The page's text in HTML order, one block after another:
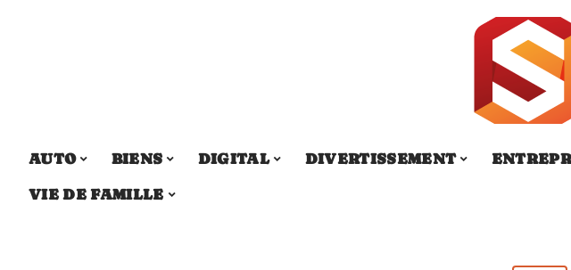
AUTO BIENS DIGITAL DIVERTISSEMENT
VIE DE FAMILLE